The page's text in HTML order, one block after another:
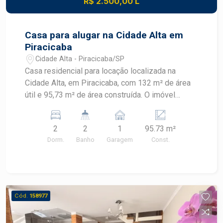
praticidade e excelente custo-benefício no
Casa para alugar na Cidade Alta em
Piracicaba
Cidade Alta - Piracicaba/SP
Casa residencial para locação localizada na
Cidade Alta, em Piracicaba, com 132 m² de área
útil e 95,73 m² de área construída. O imóvel
armários, oferecendo praticidade em localização
estratégica. CARACTERÍSTICAS DO IMÓVEL -
Área útil de 132 m² - Área construída de 95,73 m²
momentos de lazer e convivência - Churrasqueira
para confraternizações - Armários que
contribuem para a organização dos ambientes -
2
Dorm.
2
Banho
1
Garagem
95.73 m²
Const.
Cód. 158977